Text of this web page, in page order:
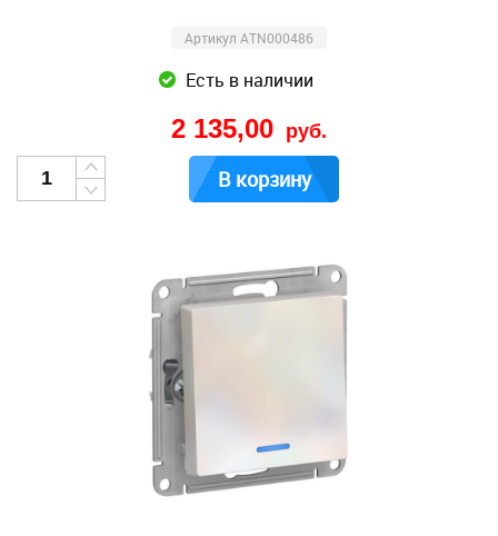
Артикул ATN000486
Есть в наличии
2 135,00 руб.
В корзину